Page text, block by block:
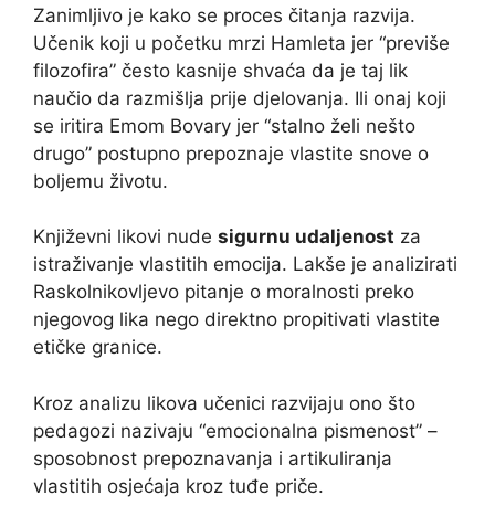
Zanimljivo je kako se proces čitanja razvija.
Učenik koji u početku mrzi Hamleta jer “previše
filozofira” često kasnije shvaća da je taj lik
naučio da razmišlja prije djelovanja. Ili onaj koji
se iritira Emom Bovary jer “stalno želi nešto
drugo” postupno prepoznaje vlastite snove o
boljemu životu.
Književni likovi nude sigurnu udaljenost za
istraživanje vlastitih emocija. Lakše je analizirati
Raskolnikovljevo pitanje o moralnosti preko
njegovog lika nego direktno propitivati vlastite
etičke granice.
Kroz analizu likova učenici razvijaju ono što
pedagozi nazivaju “emocionalna pismenost” –
sposobnost prepoznavanja i artikuliranja
vlastitih osjećaja kroz tuđe priče.